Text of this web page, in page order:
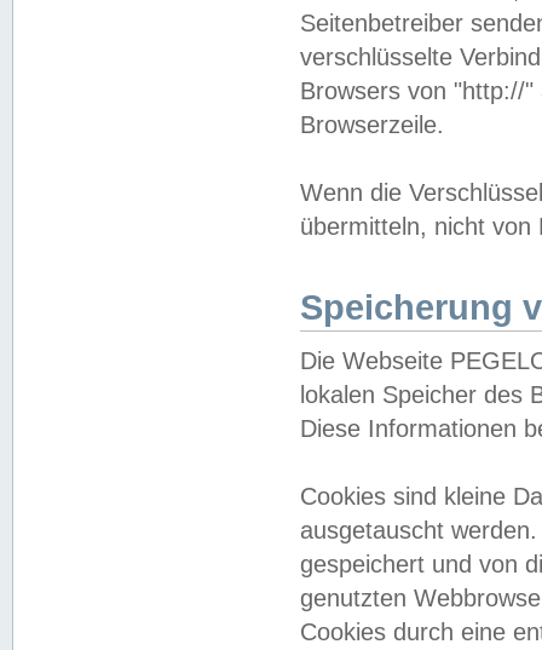
Seitenbetreiber
verschlüsselte
Browsers von "http://
Browserzeile.
Wenn die
übermitteln, nicht von
Speicherung
Die Webseite
lokalen Speicher des
Diese Informationen
Cookies sind kleine
ausgetauscht
gespeichert und von
genutzten
Cookies durch eine